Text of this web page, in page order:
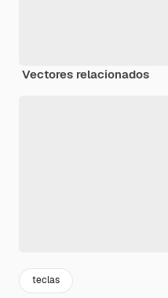
Vectores relacionados
teclas